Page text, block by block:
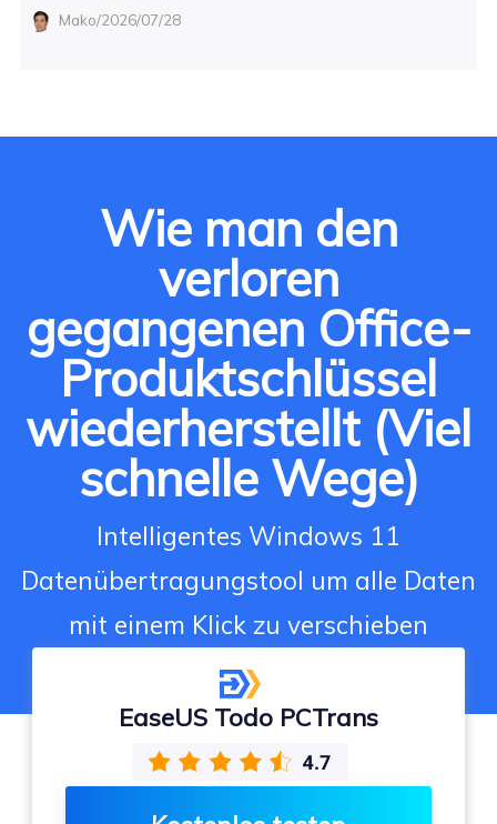
Mako/2026/07/28
Wie man den
verloren
gegangenen Office-
Produktschlüssel
wiederherstellt (Viel
schnelle Wege)
Intelligentes Windows 11
Datenübertragungstool um alle Daten
mit einem Klick zu verschieben
EaseUS Todo PCTrans